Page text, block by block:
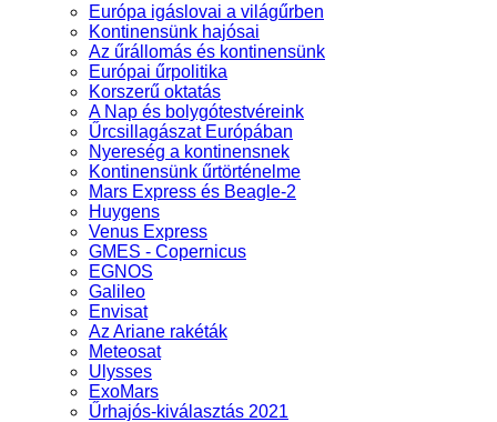
Európa igáslovai a világűrben
Kontinensünk hajósai
Az űrállomás és kontinensünk
Európai űrpolitika
Korszerű oktatás
A Nap és bolygótestvéreink
Űrcsillagászat Európában
Nyereség a kontinensnek
Kontinensünk űrtörténelme
Mars Express és Beagle-2
Huygens
Venus Express
GMES - Copernicus
EGNOS
Galileo
Envisat
Az Ariane rakéták
Meteosat
Ulysses
ExoMars
Űrhajós-kiválasztás 2021